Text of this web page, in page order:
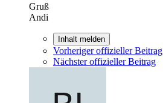
Gruß
Andi
Inhalt melden
Vorheriger offizieller Beitrag
Nächster offizieller Beitrag